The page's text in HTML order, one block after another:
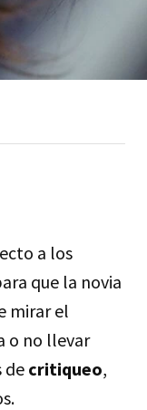
a los
que la novia
mirar el
o no llevar
de critiqueo,